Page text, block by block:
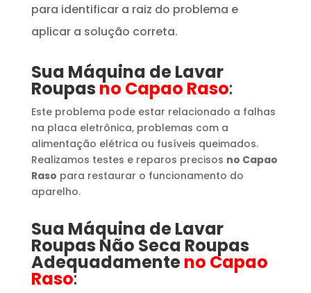
para identificar a raiz do problema e
aplicar a solução correta.
Sua Máquina de Lavar
Roupas no Capao Raso:
Este problema pode estar relacionado a falhas
na placa eletrônica, problemas com a
alimentação elétrica ou fusíveis queimados.
Realizamos testes e reparos precisos no Capao
Raso para restaurar o funcionamento do
aparelho.
Sua Máquina de Lavar
Roupas ​ Não Seca Roupas
Adequadamenteno Capao
Raso: